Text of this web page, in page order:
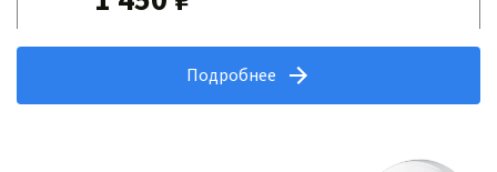
Подробнее